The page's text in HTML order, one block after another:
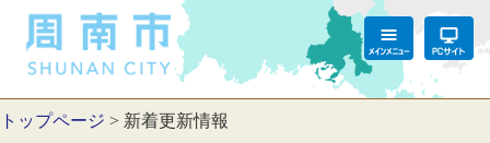
トップページ > 新着更新情報